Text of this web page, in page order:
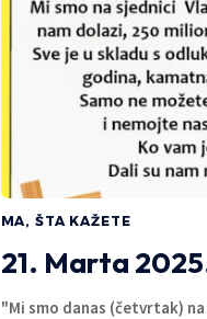
MA, ŠTA KAŽETE
21. Marta
"Mi smo danas (četvrtak)